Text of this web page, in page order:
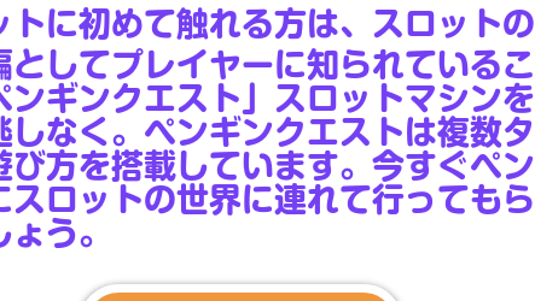
トに初めて触れる方は、スロットの
としてプレイヤーに知られているこ
ンギンクエスト」スロットマシンを
しなく。ペンギンクエストは複数タ
び方を搭載しています。今すぐペン
スロットの世界に連れて行ってもら
う。